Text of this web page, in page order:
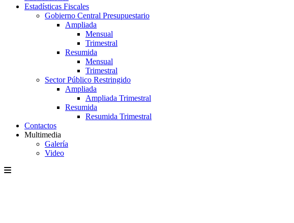
Estadísticas Fiscales
Gobierno Central Presupuestario
Ampliada
Mensual
Trimestral
Resumida
Mensual
Trimestral
Sector Público Restringido
Ampliada
Ampliada Trimestral
Resumida
Resumida Trimestral
Contactos
Multimedia
Galería
Video